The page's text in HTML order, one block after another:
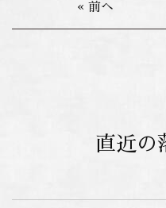
« 前へ
直近の